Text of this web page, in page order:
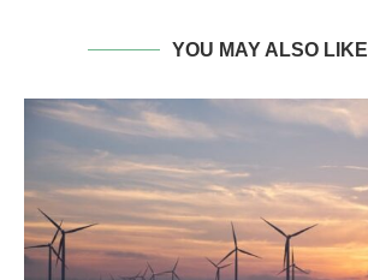
YOU MAY ALSO LIKE